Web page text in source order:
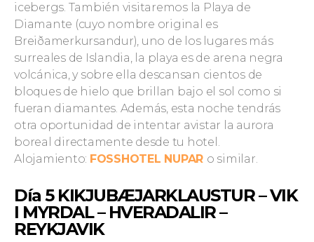
icebergs. También visitaremos la Playa de
Diamante (cuyo nombre original es
Breiðamerkursandur), uno de los lugares más
surreales de Islandia, la playa es de arena negra
volcánica, y sobre ella descansan cientos de
bloques de hielo que brillan bajo el sol como si
fueran diamantes. Además, esta noche tendrás
otra oportunidad de intentar avistar la aurora
boreal directamente desde tu hotel.
Alojamiento: FOSSHOTEL NUPAR o similar.
Día 5 KIKJUBÆJARKLAUSTUR – VIK
I MYRDAL – HVERADALIR –
REYKJAVIK